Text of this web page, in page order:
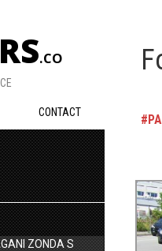
.CO
CONTACT
ZONDA S